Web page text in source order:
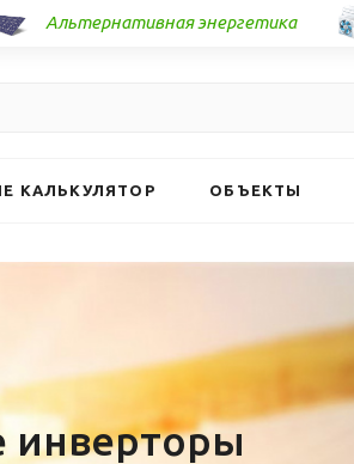
Альтернативная энергетика
КАЛЬКУЛЯТОР ОБЪЕКТЫ
инверторы